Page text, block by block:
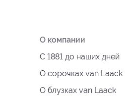
О компании
С 1881 до наших дней
О сорочках van Laack
О блузках van Laack